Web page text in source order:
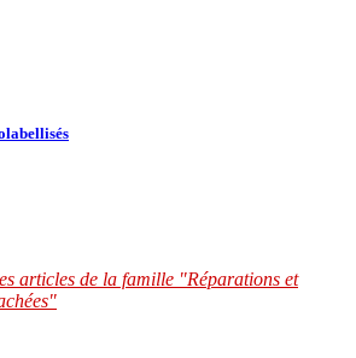
articles de la famille "Réparations et